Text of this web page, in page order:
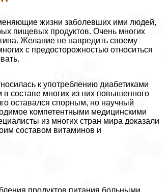
жизни заболевших ими людей,
пищевых продуктов. Очень многих
Желание не навредить своему
с предосторожностью относиться
к употрeблению диабетиками
составе многих из них повышенного
оставался спopным, но научный
компетентными медицинскими
из многих стран мира доказали
составом витаминов и